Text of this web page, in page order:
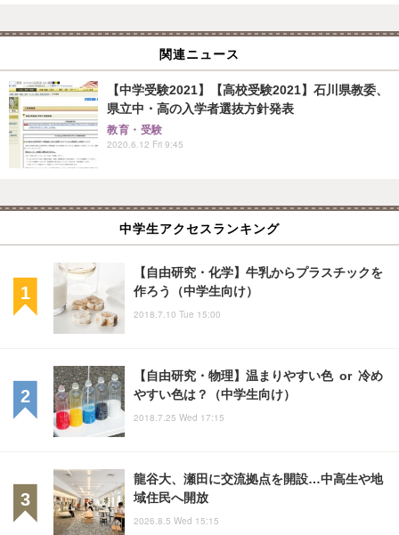
関連ニュース
【中学受験2021】【高校受験2021】石川県教委、
県立中・高の入学者選抜方針発表
教育・受験
2020.6.12 Fri 9:45
中学生アクセスランキング
【自由研究・化学】牛乳からプラスチックを
作ろう（中学生向け）
2018.7.10 Tue 15:00
【自由研究・物理】温まりやすい色 or 冷め
やすい色は？（中学生向け）
2018.7.25 Wed 17:15
龍谷大、瀬田に交流拠点を開設…中高生や地
域住民へ開放
2026.8.5 Wed 15:15